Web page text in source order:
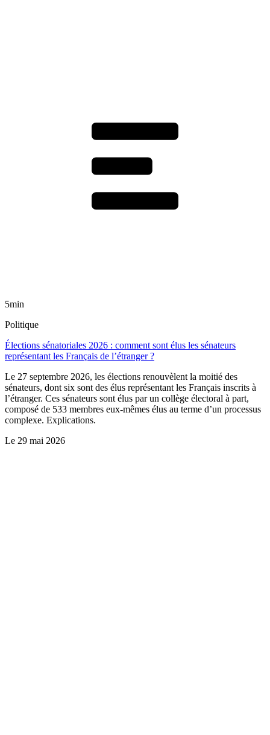
5min
Politique
Élections sénatoriales 2026 : comment sont élus les sénateurs
représentant les Français de l’étranger ?
Le 27 septembre 2026, les élections renouvèlent la moitié des
sénateurs, dont six sont des élus représentant les Français inscrits à
l’étranger. Ces sénateurs sont élus par un collège électoral à part,
composé de 533 membres eux-mêmes élus au terme d’un processus
complexe. Explications.
Le 29 mai 2026